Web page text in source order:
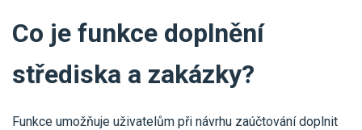
Ceník a sklady
One Stop Shop (OSS)
Ceník účetních služeb
Pro firmy
Co je funkce doplnění
střediska a zakázky?
Funkce umožňuje uživatelům při návrhu zaúčtování doplnit